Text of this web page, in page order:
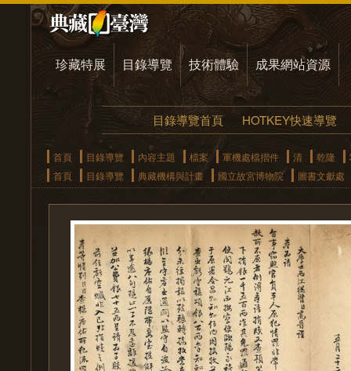
珍藏特展 目錄導覽 技術體驗 成果網站資源
目錄導覽首頁 HOTKEY快速導覽
首頁 目錄導覽 內容主題 檔案 軍機處檔摺件 清 乾隆
首頁
目錄導覽 典藏機構與計畫 國立故宮博物院 圖書文獻處